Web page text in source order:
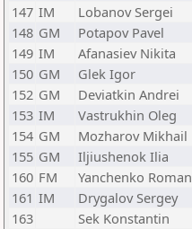
147 IM Lobanov Sergei
148 GM Potapov Pavel
149 IM Afanasiev Nikita
150 GM Glek Igor
152 GM Deviatkin Andrei
153 IM Vastrukhin Oleg
154 GM Mozharov Mikhail
155 GM Iljiushenok Ilia
160 FM Yanchenko Roman
161 IM Drygalov Sergey
163
Sek Konstantin